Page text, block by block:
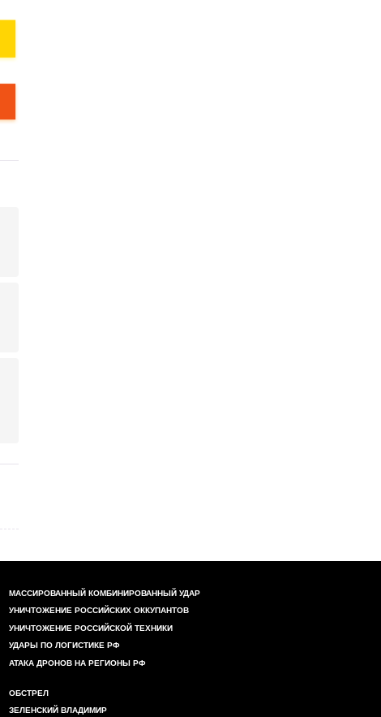
МАССИРОВАННЫЙ КОМБИНИРОВАННЫЙ УДАР
УНИЧТОЖЕНИЕ РОССИЙСКИХ ОККУПАНТОВ
УНИЧТОЖЕНИЕ РОССИЙСКОЙ ТЕХНИКИ
УДАРЫ ПО ЛОГИСТИКЕ РФ
АТАКА ДРОНОВ НА РЕГИОНЫ РФ
ОБСТРЕЛ
ЗЕЛЕНСКИЙ ВЛАДИМИР